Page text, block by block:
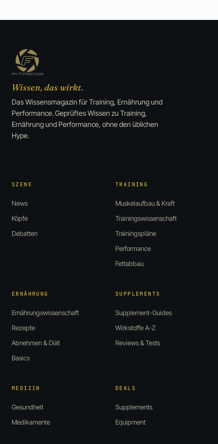
Wissen, das wirkt.
Das Wissensmagazin für Training, Ernährung und
Performance. Geprüftes Wissen zu Training,
Ernährung und Performance, ohne den üblichen
Hype.
SZENE
News
Köpfe
Debatten
TRAINING
Muskelaufbau & Kraft
Trainingswissenschaft
Trainingspläne
Performance
Fettabbau
ERNÄHRUNG
Ernährungswissenschaft
Rezepte
Abnehmen & Diät
Basics
SUPPLEMENTS
Supplement-Guides
Wirkstoffe A-Z
Reviews & Tests
MEDIZIN
Gesundheit
Medikamente
DEALS
Supplements
Equipment